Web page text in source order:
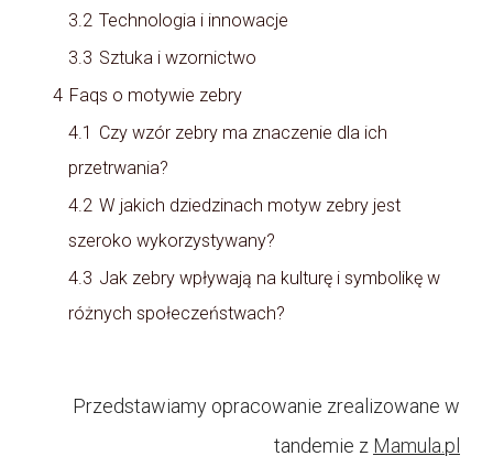
3.2 Technologia i innowacje
3.3 Sztuka i wzornictwo
4 Faqs o motywie zebry
4.1 Czy wzór zebry ma znaczenie dla ich
przetrwania?
4.2 W jakich dziedzinach motyw zebry jest
szeroko wykorzystywany?
4.3 Jak zebry wpływają na kulturę i symbolikę w
różnych społeczeństwach?
Przedstawiamy opracowanie zrealizowane w
tandemie z Mamula.pl